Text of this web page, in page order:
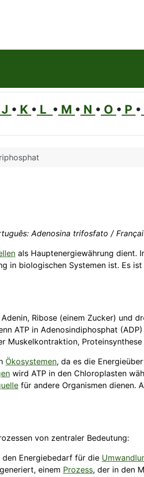
J • K • L • M • N • O • P •
Adenosina trifosfato /
als Hauptenergiewährung dient.
in biologischen Systemen ist. Es
Ribose (einem Zucker) und
ATP in Adenosindiphosphat
Muskelkontraktion,
Ökosystemen, da es die
wird ATP in den Chloroplasten
für andere Organismen dienen.
von zentraler Bedeutung:
Energiebedarf für die
generiert, einem Prozess, der in den